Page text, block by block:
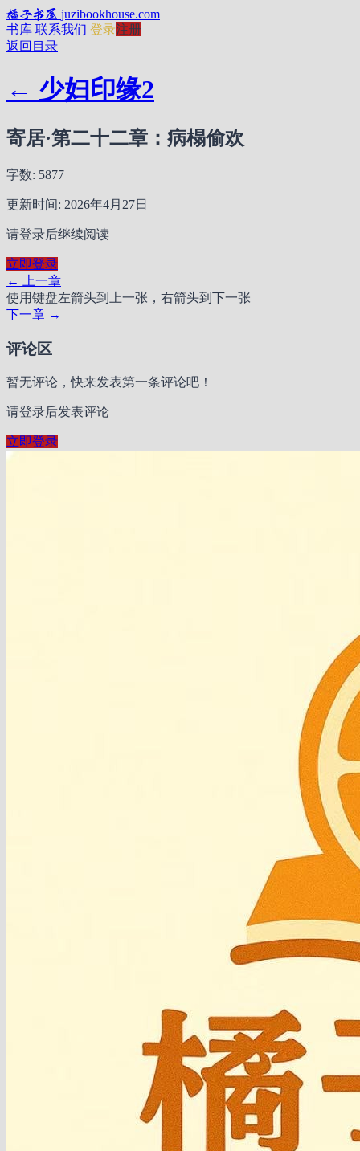
橘子书屋 juzibookhouse.com
书库 联系我们 登录注册
返回目录
← 少妇印缘2
寄居·第二十二章：病榻偷欢
字数: 5877
更新时间: 2026年4月27日
请登录后继续阅读
立即登录
← 上一章
使用键盘左箭头到上一张，右箭头到下一张
下一章 →
评论区
暂无评论，快来发表第一条评论吧！
请登录后发表评论
立即登录